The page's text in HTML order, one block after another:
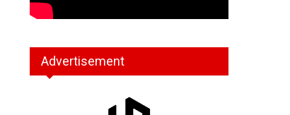
Advertisement